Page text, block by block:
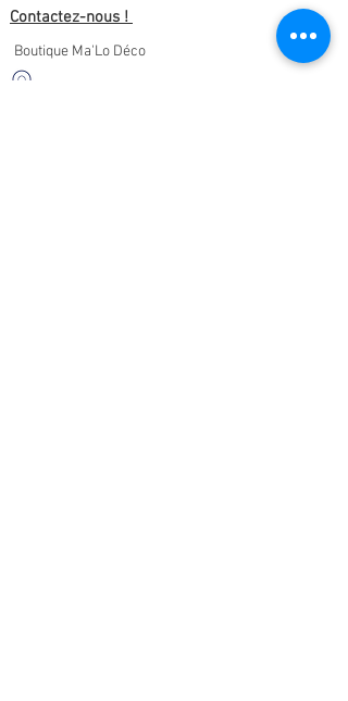
Contactez-nous !
Boutique Ma'Lo Déco